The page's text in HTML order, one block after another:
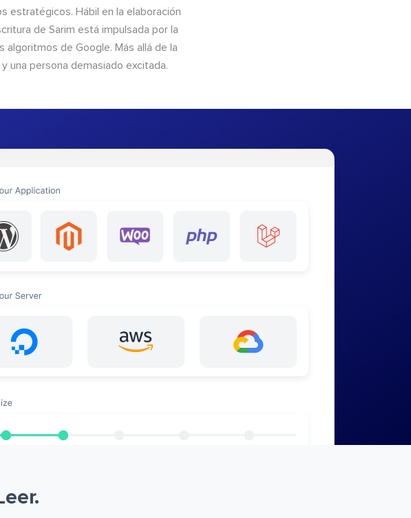
estratégicos. Hábil en la elaboración
de Sarim está impulsada por la
algoritmos de Google. Más allá de la
una persona demasiado excitada.